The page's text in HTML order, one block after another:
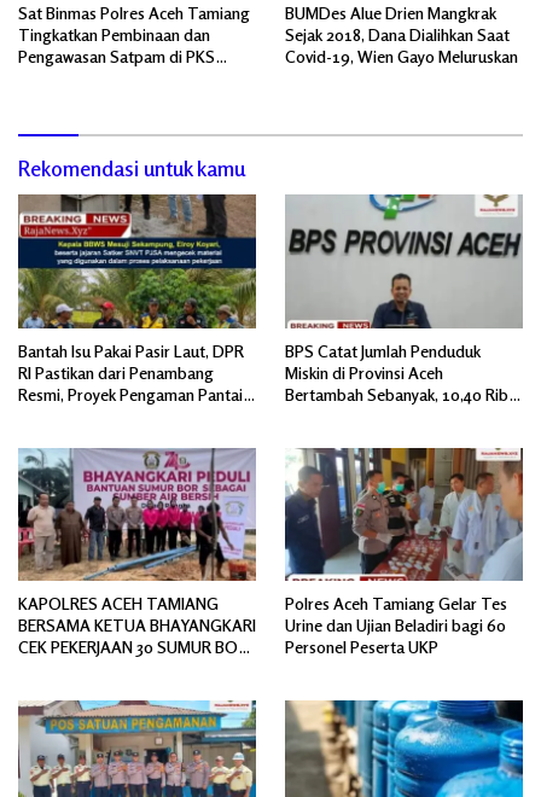
Sat Binmas Polres Aceh Tamiang
Tingkatkan Pembinaan dan
Pengawasan Satpam di PKS
BUMDes Alue Drien Mangkrak
Sejak 2018, Dana Dialihkan Saat
Covid-19, Wien Gayo Meluruskan
Rekomendasi untuk kamu
Bantah Isu Pakai Pasir Laut, DPR
RI Pastikan dari Penambang
Resmi, Proyek Pengaman Pantai
BPS Catat Jumlah Penduduk
Miskin di Provinsi Aceh
Bertambah Sebanyak, 10,40 Ribu
KAPOLRES ACEH TAMIANG
BERSAMA KETUA BHAYANGKARI
CEK PEKERJAAN 30 SUMUR BOR
Polres Aceh Tamiang Gelar Tes
Urine dan Ujian Beladiri bagi 60
Personel Peserta UKP